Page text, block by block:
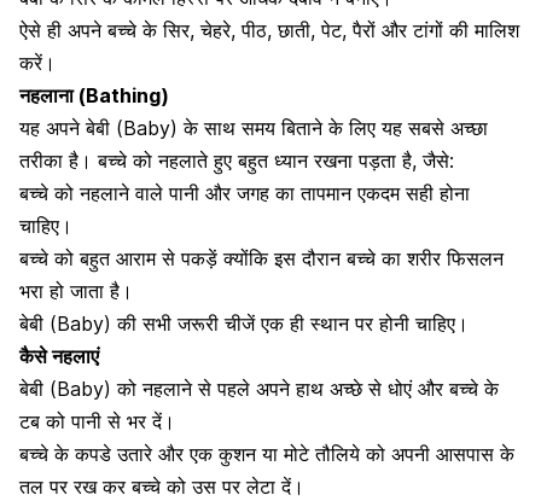
ऐसे ही अपने बच्चे के सिर, चेहरे, पीठ, छाती, पेट, पैरों औरटांगों की मालिश
करें।
नहलाना (Bathing)
यह अपने बेबी (Baby) के साथ समय बिताने के लिए यह सबसे अच्छा
तरीका है। बच्चे को नहलाते हुए बहुत ध्यान रखना पड़ता है, जैसे:
बच्चे को नहलाने वाले पानी और जगह कातापमान एकदम सही होना
चाहिए।
बच्चे को बहुत आराम से पकड़ें क्योंकि इस दौरान बच्चे का शरीर फिसलन
भरा हो जाता है।
बेबी (Baby) की सभी जरूरी चीजें एक ही स्थान पर होनी चाहिए।
कैसे नहलाएं
बेबी (Baby) को नहलाने से पहले अपने हाथ अच्छे से धोएं और बच्चे के
टब को पानी से भर दें।
बच्चे के कपडे उतारे और एक कुशन या मोटे तौलिये को अपनी आसपास के
तल पर रख कर बच्चे को उस पर लेटा दें।